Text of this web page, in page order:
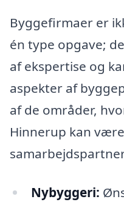
Byggefirmaer er
én type opgave;
af ekspertise og
aspekter af
af de områder,
Hinnerup kan
Nybyggeri: